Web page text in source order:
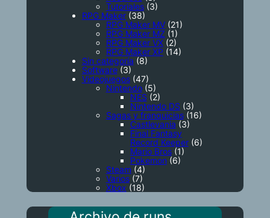
Tutoriales(3)
RPG Maker(38)
RPG Maker MV(21)
RPG Maker MZ (1)
RPG Maker VX(2)
RPG Maker XP (14)
Sin categoría (8)
Software(3)
Videojuegos(47)
Nintendo(5)
NES (2)
Nintendo DS (3)
Sagas y franquicias(16)
Castlevania (3)
Final Fantasy
Record Keeper(6)
Mario Bros(1)
Pokemon (6)
Steam (4)
Varios(7)
Xbox (18)